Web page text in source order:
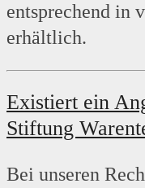
entsprechend in
erhältlich.
Existiert ein
Stiftung
Bei unseren